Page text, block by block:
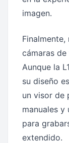
imagen.
cámaras
Aunque la
su diseño
un visor de
manuales y
para
extendido.